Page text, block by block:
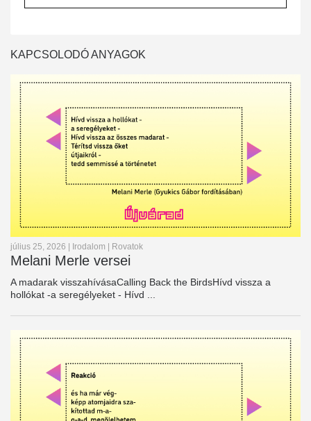
KAPCSOLODÓ ANYAGOK
július 25, 2026 Irodalom Rovatok
Melani Merle versei
A madarak visszahívásaCalling Back the BirdsHívd vissza a
hollókat -a seregélyeket - Hívd ...